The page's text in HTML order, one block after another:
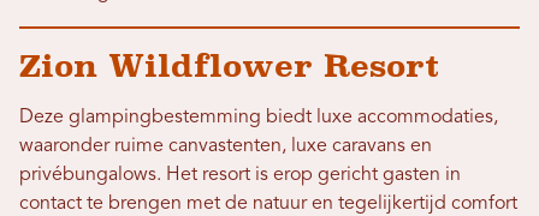
Zion Wildflower Resort
Deze glampingbestemming biedt luxe accommodaties,
waaronder ruime canvastenten, luxe caravans en
privébungalows. Het resort is erop gericht gasten in
contact te brengen met de natuur en tegelijkertijd comfort